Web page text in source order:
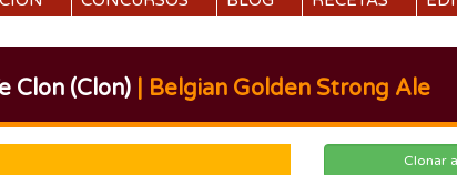
Clon (Clon)| Belgian Golden Strong Ale
Clonar